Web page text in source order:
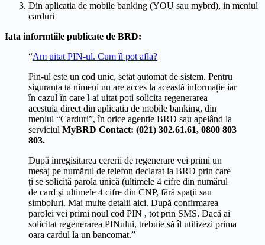
Din aplicatia de mobile banking (YOU sau mybrd), in meniul
carduri
Iata informtiile publicate de BRD:
“Am uitat PIN-ul. Cum îl pot afla?
Pin-ul este un cod unic, setat automat de sistem. Pentru
siguranța ta nimeni nu are acces la această informație iar
în cazul în care l-ai uitat poti solicita regenerarea
acestuia direct din aplicatia de mobile banking, din
meniul “Carduri”, în orice agenție BRD sau apelând la
serviciul MyBRD Contact: (021) 302.61.61, 0800 803
803.
După inregisitarea cererii de regenerare vei primi un
mesaj pe numărul de telefon declarat la BRD prin care
ți se solicită parola unică (ultimele 4 cifre din numărul
de card şi ultimele 4 cifre din CNP, fără spaţii sau
simboluri. Mai multe detalii aici. După confirmarea
parolei vei primi noul cod PIN , tot prin SMS. Dacă ai
solicitat regenerarea PINului, trebuie să îl utilizezi prima
oara cardul la un bancomat.”